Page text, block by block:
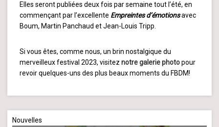
Elles seront publiées deux fois par semaine tout l’été, en
commençant par l’excellente Empreintes d’émotionsavec
Boum, Martin Panchaud et Jean-Louis Tripp.
Si vous êtes, comme nous, un brin nostalgique du
merveilleux festival 2023, visitez notre galerie photopour
revoir quelques-uns des plus beaux moments du FBDM!
Nouvelles